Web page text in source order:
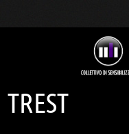
TREST